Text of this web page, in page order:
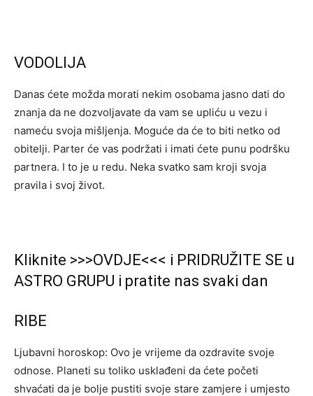
VODOLIJA
Danas ćete možda morati nekim osobama jasno dati do
znanja da ne dozvoljavate da vam se upliću u vezu i
nameću svoja mišljenja. Moguće da će to biti netko od
obitelji. Parter će vas podržati i imati ćete punu podršku
partnera. I to je u redu. Neka svatko sam kroji svoja
pravila i svoj život.
Kliknite >>>OVDJE<<< i PRIDRUŽITE SE u
ASTRO GRUPU i pratite nas svaki dan
RIBE
Ljubavni horoskop: Ovo je vrijeme da ozdravite svoje
odnose. Planeti su toliko usklađeni da ćete početi
shvaćati da je bolje pustiti svoje stare zamjere i umjesto